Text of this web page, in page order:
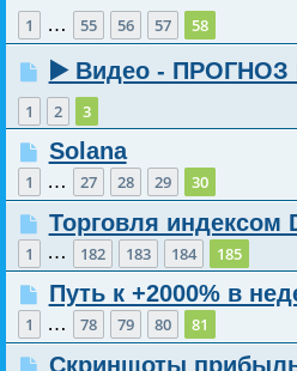
1 … 55 56 57 58
▶️ Видео -
1 2 3
Solana
1 … 27 28 29 30
Торговля индексом
1 … 182 183 184 185
Путь к +2000% в
1 … 78 79 80 81
Скриншоты